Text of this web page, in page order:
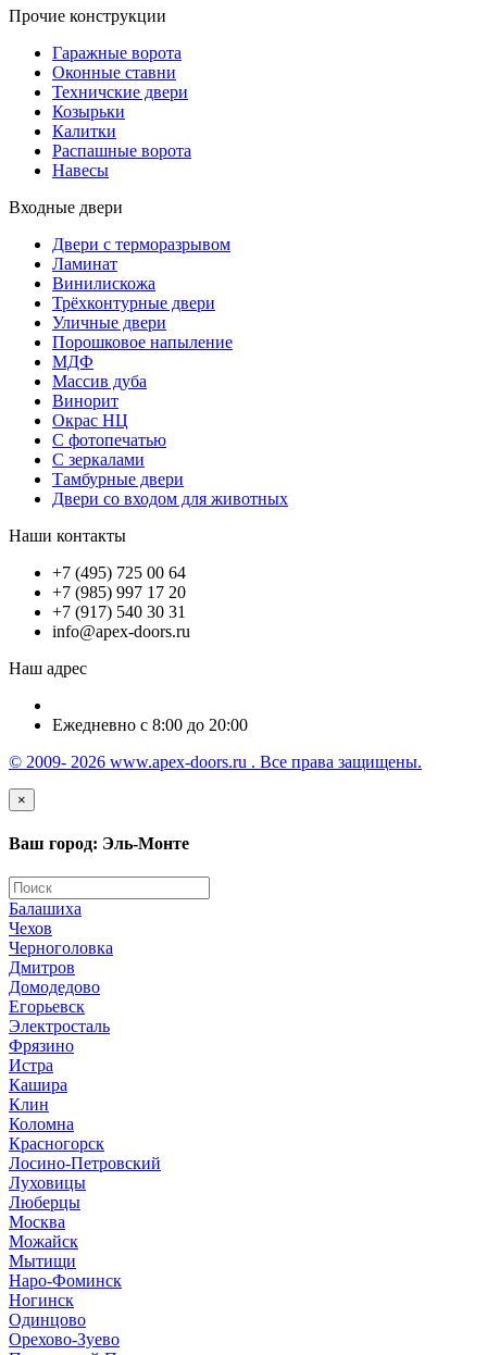
Прочие конструкции
Гаражные ворота
Оконные ставни
Техничские двери
Козырьки
Калитки
Распашные ворота
Навесы
Входные двери
Двери с терморазрывом
Ламинат
Винилискожа
Трёхконтурные двери
Уличные двери
Порошковое напыление
МДФ
Массив дуба
Винорит
Окрас НЦ
С фотопечатью
С зеркалами
Тамбурные двери
Двери со входом для животных
Наши контакты
+7 (495) 725 00 64
+7 (985) 997 17 20
+7 (917) 540 30 31
info@apex-doors.ru
Наш адрес
Ежедневно с 8:00 до 20:00
© 2009- 2026 www.apex-doors.ru . Все права защищены.
×
Ваш город: Эль-Монте
Балашиха
Чехов
Черноголовка
Дмитров
Домодедово
Егорьевск
Электросталь
Фрязино
Истра
Кашира
Клин
Коломна
Красногорск
Лосино-Петровский
Луховицы
Люберцы
Москва
Можайск
Мытищи
Наро-Фоминск
Ногинск
Одинцово
Орехово-Зуево